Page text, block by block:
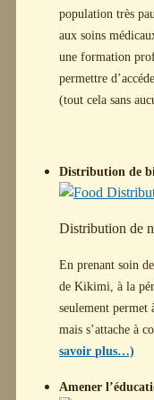
population très
aux soins
une formation
permettre
(tout cela sans
Distribution de
Distribution de
En prenant soin
de Kikimi, à la
seulement permet
mais s’attache à
savoir plus…)
Amener